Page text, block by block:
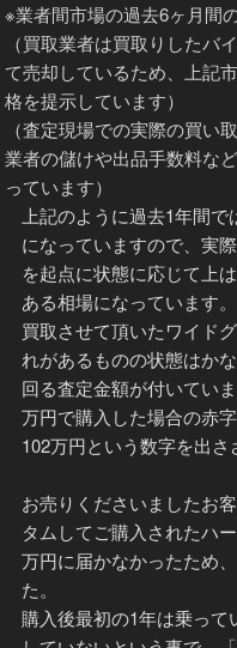
※業者間市場の過去6ヶ月間
（買取業者は買取りしたバ
て売却しているため、上記
格を提示しています）
（査定現場での実際の買い
業者の儲けや出品手数料な
っています）
上記のように過去1年間
になっていますので、実
を起点に状態に応じて上
ある相場になっています。
買取させて頂いたワイド
れがあるものの状態はか
回る査定金額が付いてい
万円で購入した場合の赤
102万円という数字を出さ
お売りくださいましたお
タムしてご購入されたハ
万円に届かなかったため
た。
購入後最初の1年は乗っ